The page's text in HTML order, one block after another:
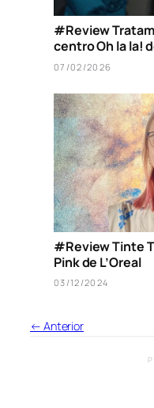
#Review
centro Oh la la!
07/02/2026
#Review Tinte
Pink de L’Oreal
03/12/2024
← Anterior